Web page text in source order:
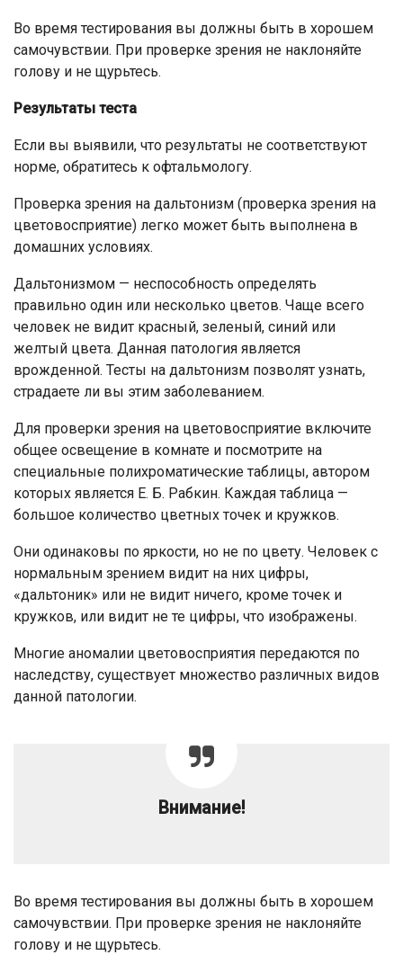
Во время тестирования вы должны быть в хорошем
самочувствии. При проверке зрения не наклоняйте
голову и не щурьтесь.
Результаты теста
Если вы выявили, что результаты не соответствуют
норме, обратитесь к офтальмологу.
Проверка зрения на дальтонизм (проверка зрения на
цветовосприятие) легко может быть выполнена в
домашних условиях.
Дальтонизмом — неспособность определять
правильно один или несколько цветов. Чаще всего
человек не видит красный, зеленый, синий или
желтый цвета. Данная патология является
врожденной. Тесты на дальтонизм позволят узнать,
страдаете ли вы этим заболеванием.
Для проверки зрения на цветовосприятие включите
общее освещение в комнате и посмотрите на
специальные полихроматические таблицы, автором
которых является Е. Б. Рабкин. Каждая таблица —
большое количество цветных точек и кружков.
Они одинаковы по яркости, но не по цвету. Человек с
нормальным зрением видит на них цифры,
«дальтоник» или не видит ничего, кроме точек и
кружков, или видит не те цифры, что изображены.
Многие аномалии цветовосприятия передаются по
наследству, существует множество различных видов
данной патологии.
Внимание!
Во время тестирования вы должны быть в хорошем
самочувствии. При проверке зрения не наклоняйте
голову и не щурьтесь.